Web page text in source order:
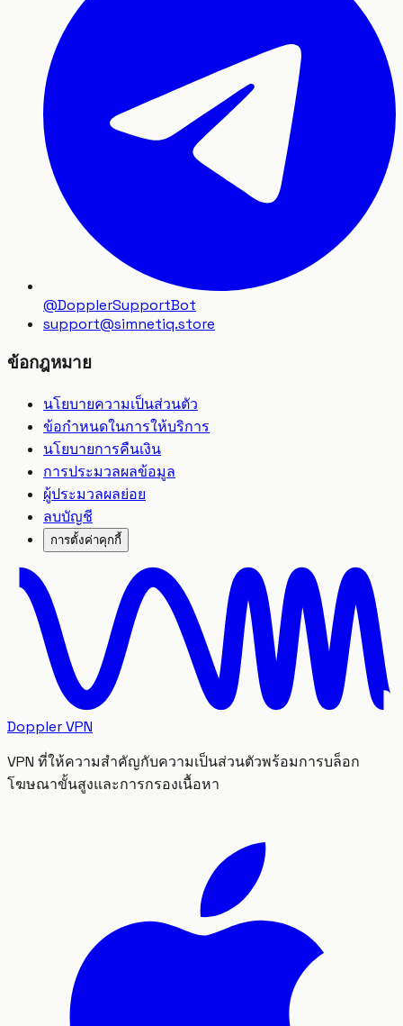
@DopplerSupportBot
support@simnetiq.store
ข้อกฎหมาย
นโยบายความเป็นส่วนตัว
ข้อกำหนดในการให้บริการ
นโยบายการคืนเงิน
การประมวลผลข้อมูล
ผู้ประมวลผลย่อย
ลบบัญชี
การตั้งค่าคุกกี้
Doppler VPN
VPN ที่ให้ความสำคัญกับความเป็นส่วนตัวพร้อมการบล็อก
โฆษณาขั้นสูงและการกรองเนื้อหา